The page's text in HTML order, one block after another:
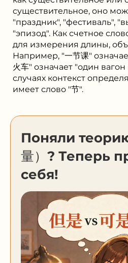
существительное, оно
"праздник", "фестиваль",
"эпизод". Как счетное
для измерения длины,
Например, "一节课"
火车" означает "один
случаях контекст
имеет слово "节".
Поняли теорию
量）? Теперь
себя!